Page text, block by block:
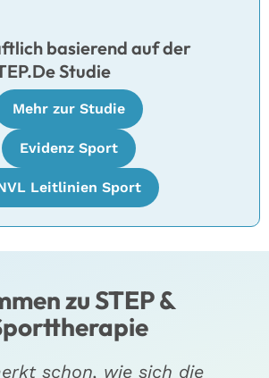
basierend auf der
Studie​
Mehr zur Studie
Evidenz Sport
Leitlinien Sport
zu STEP &
schon, wie sich die